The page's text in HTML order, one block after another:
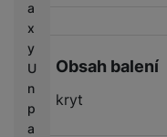
a
x
y
U
n
p
a
Obsah balení
kryt